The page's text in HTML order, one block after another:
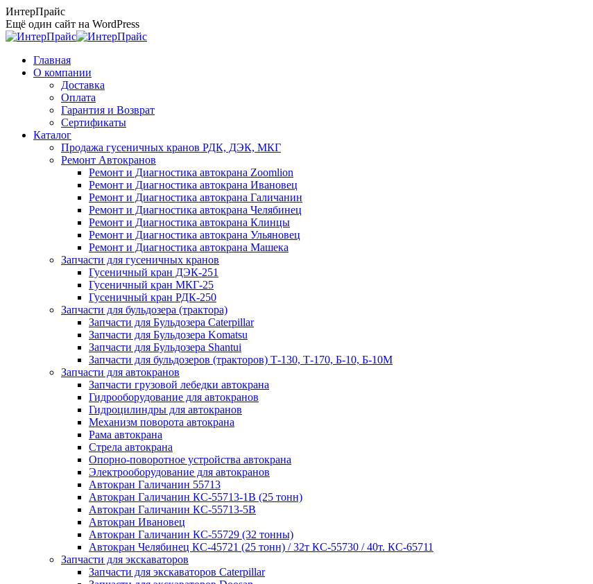
Перейти
к
содержанию
ИнтерПрайс
Ещё один сайт на WordPress
Главная
О компании
Доставка
Оплата
Гарантия и Возврат
Сертификаты
Каталог
Продажа гусеничных кранов РДК, ДЭК, МКГ
Ремонт Автокранов
Ремонт и Диагностика автокрана Zoomlion
Ремонт и Диагностика автокрана Ивановец
Ремонт и Диагностика автокрана Галичанин
Ремонт и Диагностика автокрана Челябинец
Ремонт и Диагностика автокрана Клинцы
Ремонт и Диагностика автокрана Ульяновец
Ремонт и Диагностика автокрана Машека
Запчасти для гусеничных кранов
Гусеничный кран ДЭК-251
Гусеничный кран МКГ-25
Гусеничный кран РДК-250
Запчасти для бульдозера (трактора)
Запчасти для Бульдозера Caterpillar
Запчасти для Бульдозера Komatsu
Запчасти для Бульдозера Shantui
Запчасти для бульдозеров (тракторов) Т-130, Т-170, Б-10, Б-10М
Запчасти для автокранов
Запчасти грузовой лебедки автокрана
Гидрооборудование для автокранов
Гидроцилиндры для автокранов
Механизм поворота автокрана
Рама автокрана
Стрела автокрана
Опорно-поворотное устройства автокрана
Электрооборудование для автокранов
Автокран Галичанин 55713
Автокран Галичанин КС-55713-1В (25 тонн)
Автокран Галичанин КС-55713-5В
Автокран Ивановец
Автокран Галичанин КС-55729 (32 тонны)
Автокран Челябинец КС-45721 (25 тонн) / 32т КС-55730 / 40т. КС-65711
Запчасти для экскаваторов
Запчасти для экскаваторов Caterpillar